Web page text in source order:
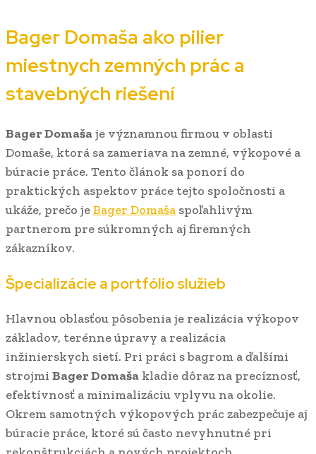
Bager Domaša ako pilier
miestnych zemných prác a
stavebných riešení
Bager Domašaje významnou firmou v oblasti
Domaše, ktorá sa zameriava na zemné, výkopové a
búracie práce. Tento článok sa ponorí do
praktických aspektov práce tejto spoločnosti a
ukáže, prečo jeBager Domaša spoľahlivým
partnerom pre súkromných aj firemných
zákazníkov.
Špecializácie a portfólio služieb
Hlavnou oblasťou pôsobenia je realizácia výkopov
základov, terénne úpravy a realizácia
inžinierskych sietí. Pri práci s bagrom a ďalšími
strojmi Bager Domaša kladie dôraz na precíznosť,
efektívnosť a minimalizáciu vplyvu na okolie.
Okrem samotných výkopových prác zabezpečuje aj
búracie práce, ktoré sú často nevyhnutné pri